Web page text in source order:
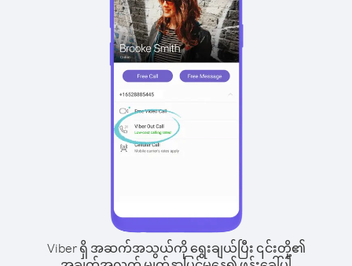
Viber ရှိ အဆက်အသွယ်ကို ရွေးချယ်ပြီး ၎င်းတို့၏